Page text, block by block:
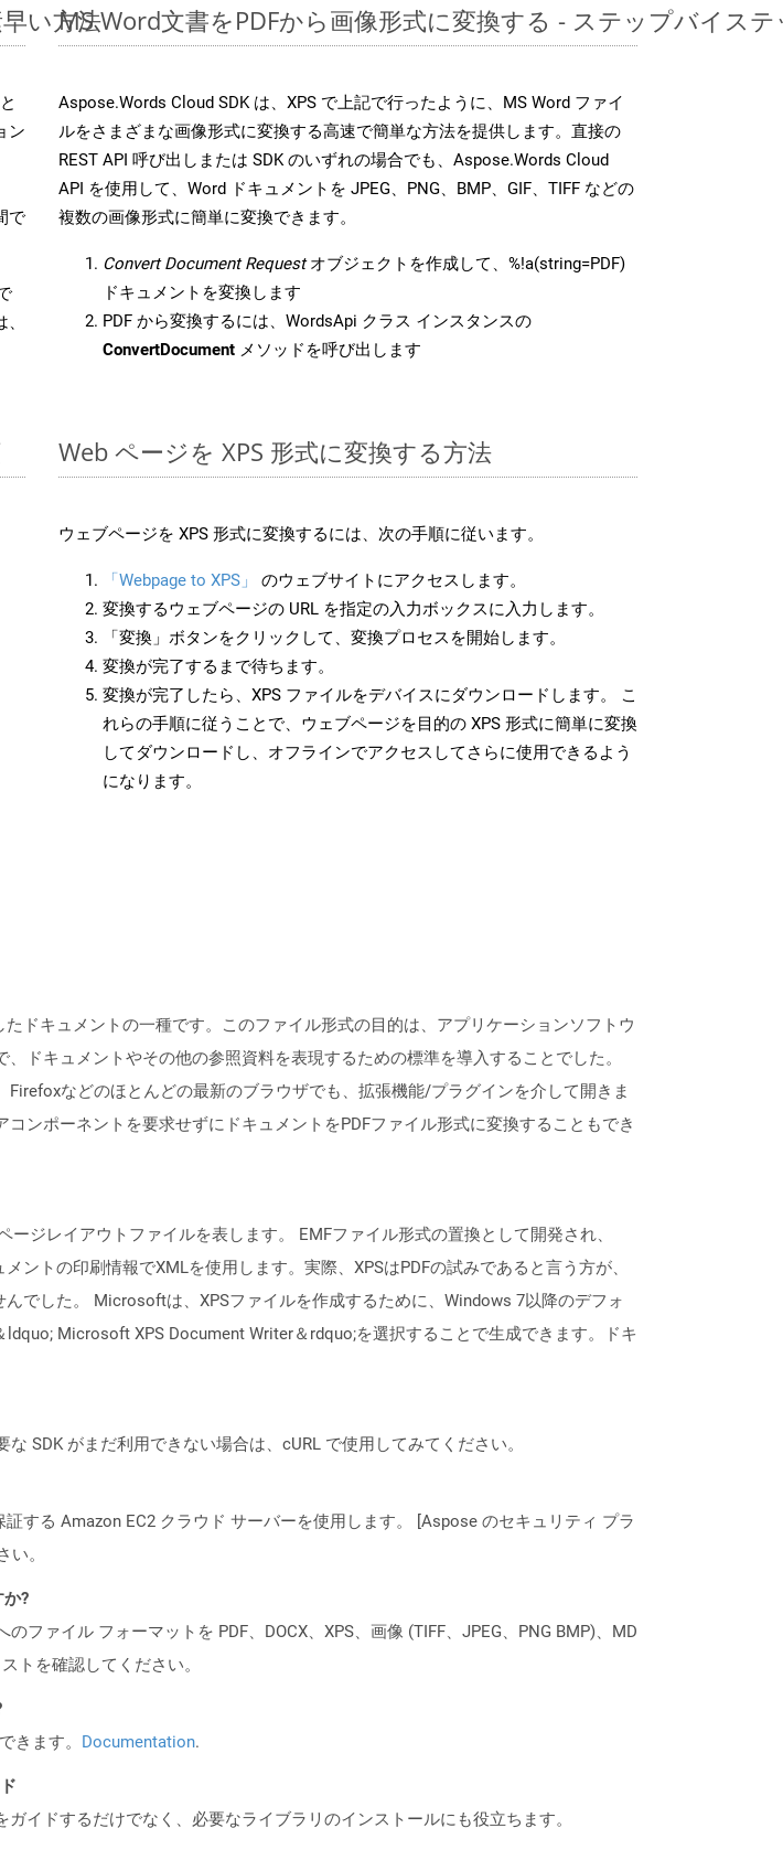
い方法
ン
で
MS Word文書をPDFから画像形式に変換する - ステップバイス
Aspose.Words Cloud SDK は、XPS で上記で行ったように、MS Word ファイ
ルをさまざまな画像形式に変換する高速で簡単な方法を提供します。直接の
REST API 呼び出しまたは SDK のいずれの場合でも、Aspose.Words Cloud
API を使用して、Word ドキュメントを JPEG、PNG、BMP、GIF、TIFF などの
複数の画像形式に簡単に変換できます。
Convert Document Requestオブジェクトを作成して、%!a(string=PDF)
ドキュメントを変換します
PDF から変換するには、WordsApi クラス インスタンスの
ConvertDocument メソッドを呼び出します
Web ページを XPS 形式に変換する方法
ウェブページを XPS 形式に変換するには、次の手順に従います。
「Webpage to XPS」
のウェブサイトにアクセスします。
変換するウェブページの URL を指定の入力ボックスに入力します。
「変換」ボタンをクリックして、変換プロセスを開始します。
変換が完了するまで待ちます。
変換が完了したら、XPS ファイルをデバイスにダウンロードします。 こ
れらの手順に従うことで、ウェブページを目的の XPS 形式に簡単に変換
してダウンロードし、オフラインでアクセスしてさらに使用できるよう
になります。
ドキュメントの一種です。このファイル形式の目的は、アプリケーションソフトウ
ドキュメントやその他の参照資料を表現するための標準を導入することでした。
などのほとんどの最新のブラウザでも、拡張機能/プラグインを介して開きま
ンポーネントを要求せずにドキュメントをPDFファイル形式に変換することもでき
ジレイアウトファイルを表します。 EMFファイル形式の置換として開発され、
ントの印刷情報でXMLを使用します。実際、XPSはPDFの試みであると言う方が、
でした。 Microsoftは、XPSファイルを作成するために、Windows 7以降のデフォ
Microsoft XPS Document Writer＆rdquo;を選択することで生成できます。ドキ
SDK がまだ利用できない場合は、cURL で使用してみてください。
する Amazon EC2 クラウド サーバーを使用します。 [Aspose のセキュリティ プラ
。
?
ファイル フォーマットを PDF、DOCX、XPS、画像 (TIFF、JPEG、PNG BMP)、MD
トを確認してください。
きます。 Documentation.
イドするだけでなく、必要なライブラリのインストールにも役立ちます。